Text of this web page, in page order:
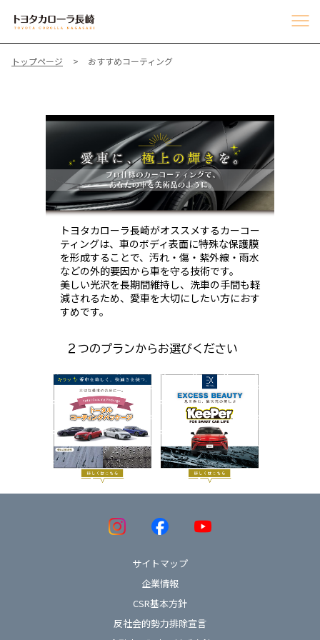
トップページ おすすめコーティング
２つのプランからお選びください
トヨタカローラ長崎がオススメするカーコー
ティングは、車のボディ表面に特殊な保護膜
を形成することで、汚れ・傷・紫外線・雨水
などの外的要因から車を守る技術です。
美しい光沢を長期間維持し、洗車の手間も軽
減されるため、愛車を大切にしたい方におす
すめです。
サイトマップ
企業情報
CSR基本方針
反社会的勢力排除宣言